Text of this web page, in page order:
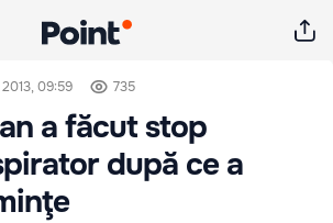
09:59 735
a făcut stop
după ce a